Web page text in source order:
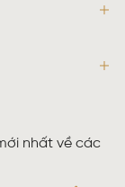
nhất về các